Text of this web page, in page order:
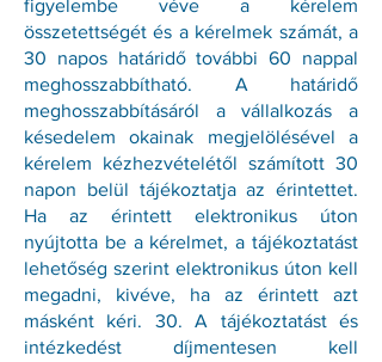
figyelembe véve a kérelem
összetettségét és a kérelmek számát, a
30 napos határidő további 60 nappal
meghosszabbítható. A határidő
meghosszabbításáról a vállalkozás a
késedelem okainak megjelölésével a
kérelem kézhezvételétől számított 30
napon belül tájékoztatja az érintettet.
Ha az érintett elektronikus úton
nyújtotta be a kérelmet, a tájékoztatást
lehetőség szerint elektronikus úton kell
megadni, kivéve, ha az érintett azt
másként kéri. 30. A tájékoztatást és
intézkedést díjmentesen kell